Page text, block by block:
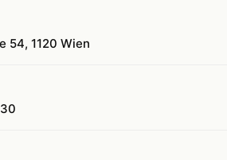
54, 1120 Wien